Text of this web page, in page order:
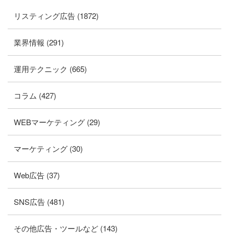
リスティング広告 (1872)
業界情報 (291)
運用テクニック (665)
コラム (427)
WEBマーケティング (29)
マーケティング (30)
Web広告 (37)
SNS広告 (481)
その他広告・ツールなど (143)